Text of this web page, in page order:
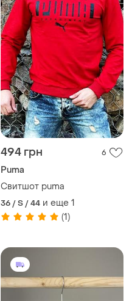
494 грн 6
Puma
Свитшот puma
36 / S / 44 и еще 1
(1)